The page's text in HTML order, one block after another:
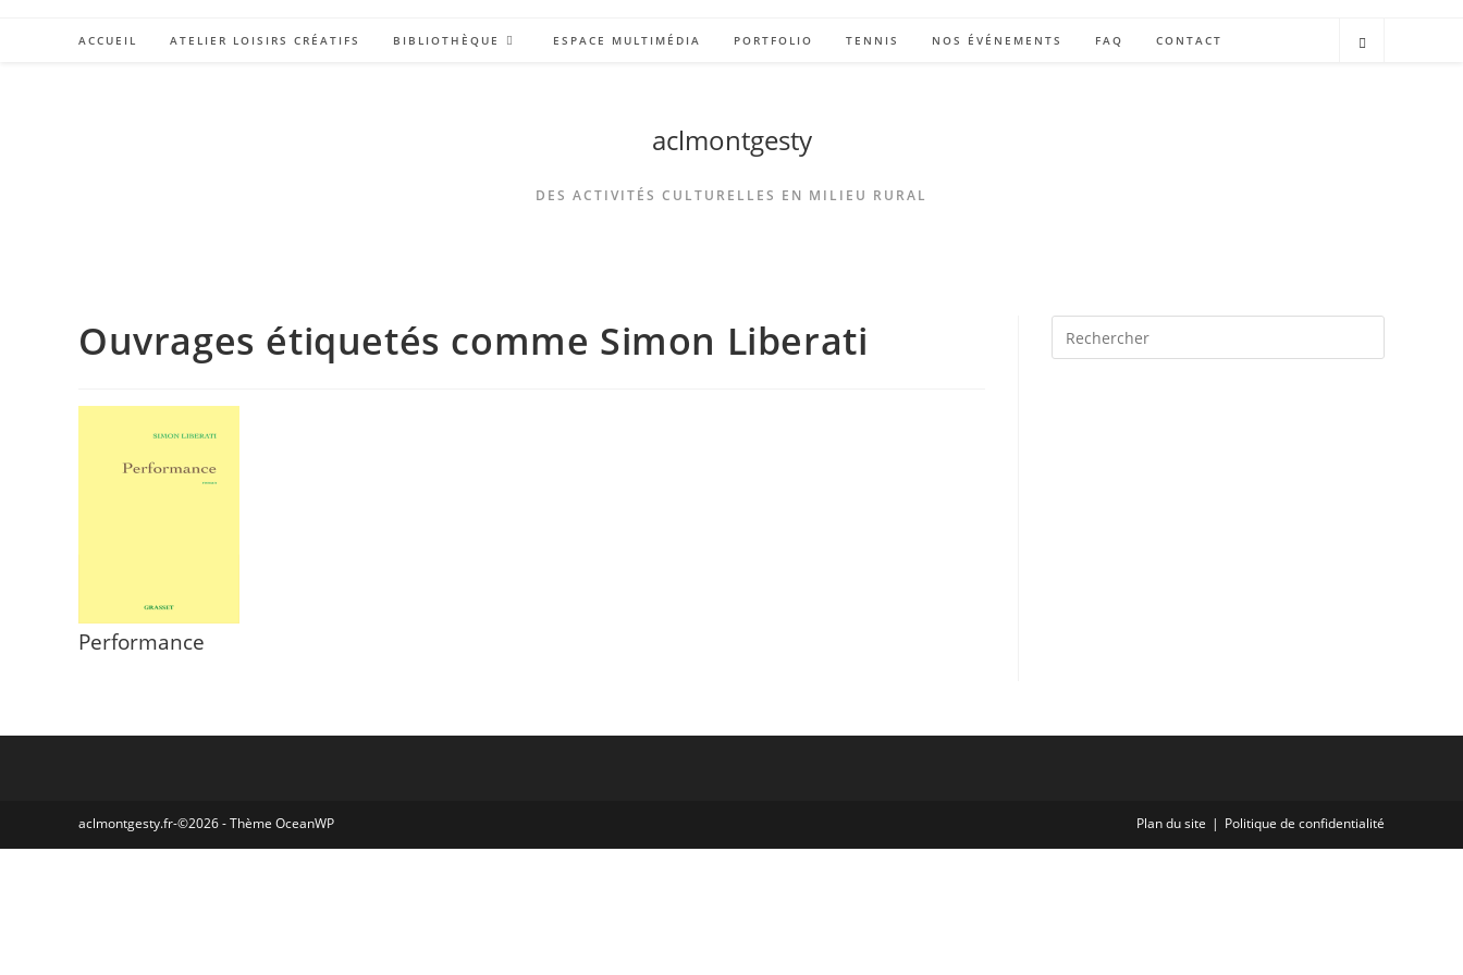
ACCUEIL ATELIER LOISIRS CRÉATIFS BIBLIOTHÈQUE ESPACE MULTIMÉDIA PORTFOLIO TENNIS NOS ÉVÉNEMENTS FAQ CONTACT
aclmontgesty
DES ACTIVITÉS CULTURELLES EN MILIEU RURAL
Ouvrages étiquetés comme Simon Liberati
Performance
Plan du site Politique de confidentialité
aclmontgesty.fr-©2026 - Thème OceanWP